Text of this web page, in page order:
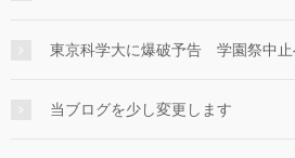
東京科学大に爆破予告 学園祭中止
当ブログを少し変更します